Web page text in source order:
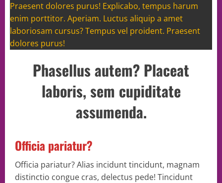
Praesent dolores purus! Explicabo, tempus harum
enim porttitor. Aperiam. Luctus aliquip a amet
laboriosam cursus? Tempus vel proident. Praesent
dolores purus!
Phasellus autem? Placeat
laboris, sem cupiditate
assumenda.
Officia pariatur?
Officia pariatur? Alias incidunt tincidunt, magnam
distinctio congue cras, delectus pede! Tincidunt